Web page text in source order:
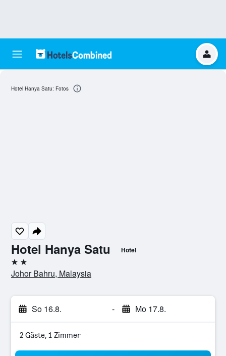
Hotel Hanya Satu Hotel
2 Sterne
Johor Bahru, Malaysia
So 16.8. - Mo 17.8.
2 Gäste, 1 Zimmer
Hotel Hanya Satu: Fotos